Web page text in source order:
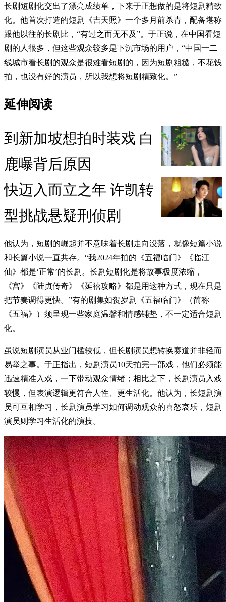
长剧短剧化交出了漂亮成绩单，下来于正想做的是将短剧精致
化。他首次打造的短剧《吉天照》一个多月前杀青，配备堪称
跟他以往的长剧比，“有过之而无不及”。于正说，在中国看短
剧的人很多，但这些观众较多是下沉市场的用户，“中国一二
线城市看长剧的观众是很难看短剧的，因为短剧粗糙，不花钱
拍，也没有好的演员，所以我想将短剧精致化。”
延伸阅读
到新加坡想拍时装戏 白
鹿曝背后原因
快迈入而立之年 许凯转
型挑战悬疑刑侦剧
他认为，短剧的崛起并不意味着长剧走向没落，就像短篇小说
和长篇小说一直共存。“我2024年拍的《五福临门》《临江
仙》都是‘正常’的长剧。长剧短剧化是将故事极度浓缩，
《宫》《陆贞传奇》《延禧攻略》都是用这种方式，现在只是
把节奏调得更快。”有的剧集如贺岁剧《五福临门》（简称
《五福》）须呈现一些家庭温馨和情感铺垫，不一定适合短剧
化。
虽说短剧演员从业门槛较低，但长剧演员想转换赛道并非轻而
易举之事。于正指出，短剧演员10天拍完一部戏，他们必须能
迅速精准入戏，一下带动观众情绪；相比之下，长剧演员入戏
较慢，但表演逻辑更符合人性、更生活化。他认为，长短剧演
员可互相学习，长剧演员学习如何调动观众的喜怒哀乐，短剧
演员则学习生活化的演技。